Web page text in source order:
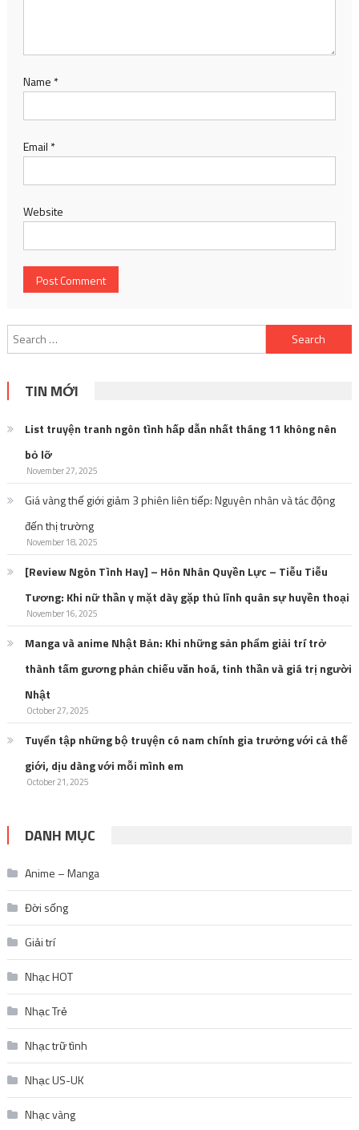
Name *
Email *
Website
Search
for:
TIN MỚI
List truyện tranh ngôn tình hấp dẫn nhất tháng 11 không nên
bỏ lỡ
November 27, 2025
Giá vàng thế giới giảm 3 phiên liên tiếp: Nguyên nhân và tác động
đến thị trường
November 18, 2025
[Review Ngôn Tình Hay] – Hôn Nhân Quyền Lực – Tiễu Tiễu
Tương: Khi nữ thần y mặt dày gặp thủ lĩnh quân sự huyền thoại
November 16, 2025
Manga và anime Nhật Bản: Khi những sản phẩm giải trí trở
thành tấm gương phản chiếu văn hoá, tinh thần và giá trị người
Nhật
October 27, 2025
Tuyển tập những bộ truyện có nam chính gia trưởng với cả thế
giới, dịu dàng với mỗi mình em
October 21, 2025
DANH MỤC
Anime – Manga
Đời sống
Giải trí
Nhạc HOT
Nhạc Trẻ
Nhạc trữ tình
Nhạc US-UK
Nhạc vàng